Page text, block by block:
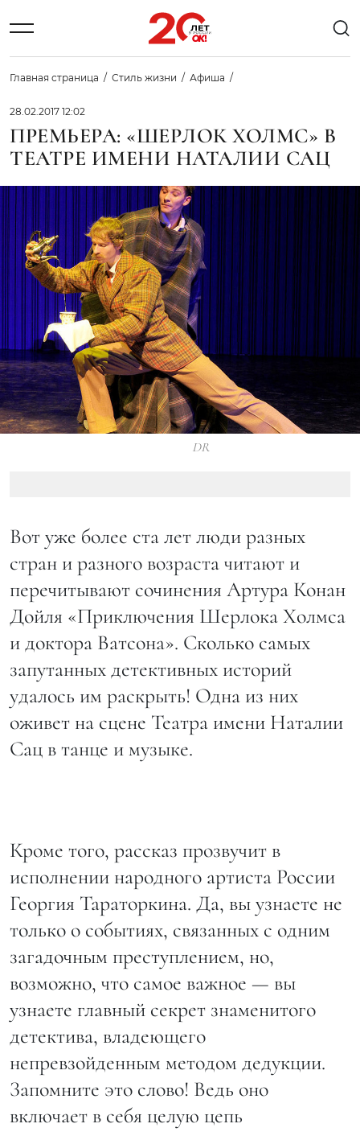
Главная страница Стиль жизни Афиша
28.02.2017 12:02
ПРЕМЬЕРА: «ШЕРЛОК ХОЛМС» В
ТЕАТРЕ ИМЕНИ НАТАЛИИ САЦ
DR
Вот уже более ста лет люди разных
стран и разного возраста читают и
перечитывают сочинения Артура Конан
Дойля «Приключения Шерлока Холмса
и доктора Ватсона». Сколько самых
запутанных детективных историй
удалось им раскрыть! Одна из них
оживет на сцене Театра имени Наталии
Сац в танце и музыке.
Кроме того, рассказ прозвучит в
исполнении народного артиста России
Георгия Тараторкина. Да, вы узнаете не
только о событиях, связанных с одним
загадочным преступлением, но,
возможно, что самое важное — вы
узнаете главный секрет знаменитого
детектива, владеющего
непревзойденным методом дедукции.
Запомните это слово! Ведь оно
включает в себя целую цепь